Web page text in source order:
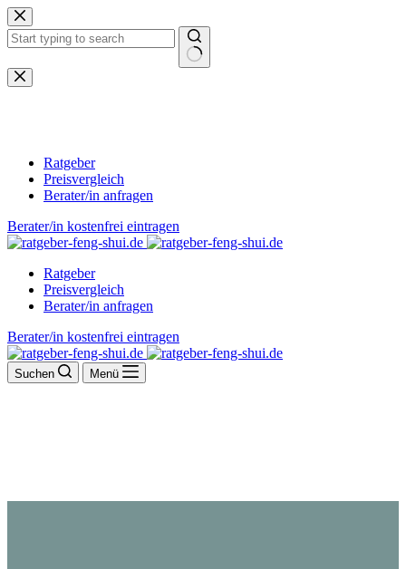
Zum
Inhalt
springen
Keine
Ergebnisse
Ratgeber
Preisvergleich
Berater/in anfragen
Berater/in kostenfrei eintragen
Ratgeber
Preisvergleich
Berater/in anfragen
Berater/in kostenfrei eintragen
Suchen Menü